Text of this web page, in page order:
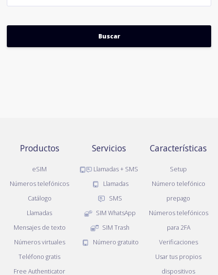
Productos
eSIM
Números telefónicos
Catálogo
Llamadas
Mensajes de texto
Números virtuales
Teléfono gratis
Free Authenticator
Servicios
Llamadas + SMS
Llamadas
SMS
SIM WhatsApp
SIM Trash
Número gratuito
Características
Setup
Número telefónico
prepago
Números telefónicos
para 2FA
Verificaciones
Usar tus propios
dispositivos